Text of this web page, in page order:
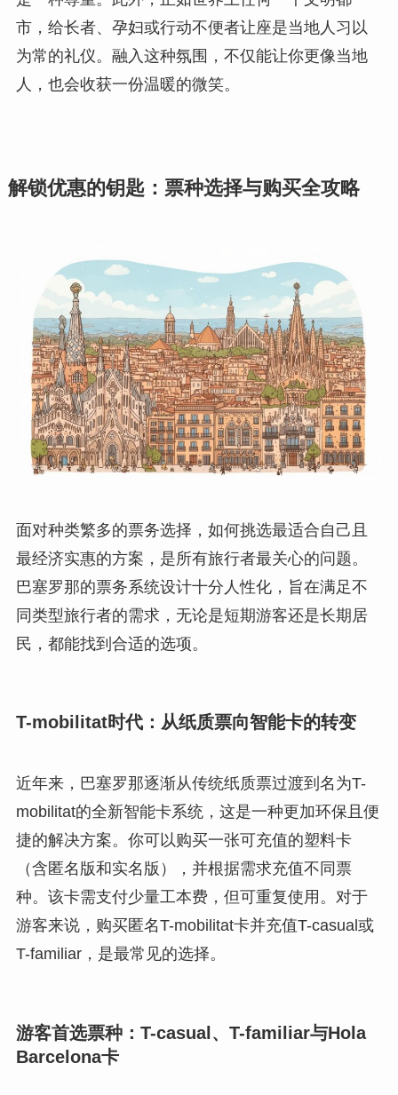
市，给长者、孕妇或行动不便者让座是当地人习以
为常的礼仪。融入这种氛围，不仅能让你更像当地
人，也会收获一份温暖的微笑。
解锁优惠的钥匙：票种选择与购买全攻略
面对种类繁多的票务选择，如何挑选最适合自己且
最经济实惠的方案，是所有旅行者最关心的问题。
巴塞罗那的票务系统设计十分人性化，旨在满足不
同类型旅行者的需求，无论是短期游客还是长期居
民，都能找到合适的选项。
T-mobilitat时代：从纸质票向智能卡的转变
近年来，巴塞罗那逐渐从传统纸质票过渡到名为T-
mobilitat的全新智能卡系统，这是一种更加环保且便
捷的解决方案。你可以购买一张可充值的塑料卡
（含匿名版和实名版），并根据需求充值不同票
种。该卡需支付少量工本费，但可重复使用。对于
游客来说，购买匿名T-mobilitat卡并充值T-casual或
T-familiar，是最常见的选择。
游客首选票种：T-casual、T-familiar与Hola
Barcelona卡